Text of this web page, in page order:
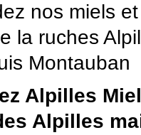
nos miels et
la ruches
Montauban
Alpilles
Alpilles